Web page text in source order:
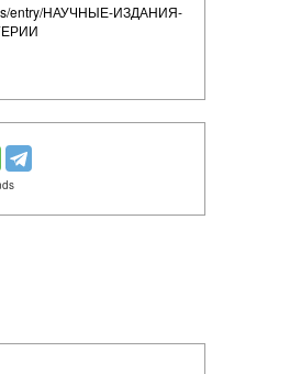
entry/НАУЧНЫЕ-ИЗДАНИЯ-